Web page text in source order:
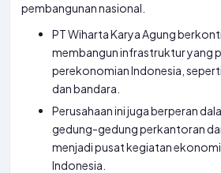
pembangunan nasional.
PT Wiharta Karya Agung
membangun infrastruktur yang
perekonomian Indonesia,
dan bandara.
Perusahaan ini juga berperan
gedung-gedung perkantoran
menjadi pusat kegiatan ekonomi
Indonesia.